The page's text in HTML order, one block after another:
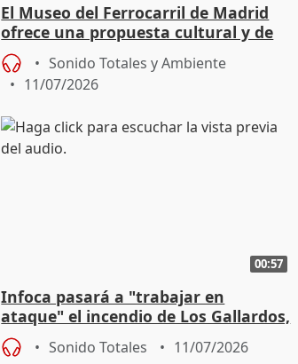
El Museo del Ferrocarril de Madrid
ofrece una propuesta cultural y de
ocio para todo el verano
Sonido Totales y Ambiente
11/07/2026
00:57
Infoca pasará a "trabajar en
ataque" el incendio de Los Gallardos,
que afecta a 6.600 hectáreas
Sonido Totales 11/07/2026